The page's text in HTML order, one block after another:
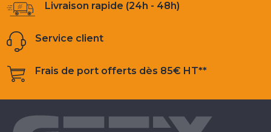
Livraison rapide (24h - 48h)
Service client
Frais de port offerts dès 85€ HT**